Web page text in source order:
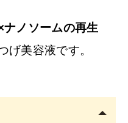
提出をお願いいたしま
ノソームの再生
げ美容液です。